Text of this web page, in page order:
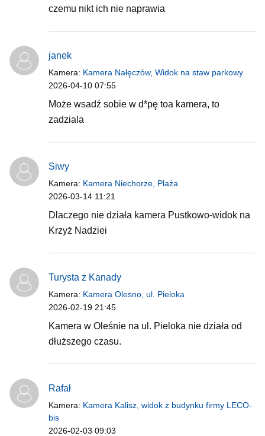
czemu nikt ich nie naprawia
janek
Kamera: Kamera Nałęczów, Widok na staw parkowy
2026-04-10 07:55
Może wsadź sobie w d*pę toa kamera, to
zadziala
Siwy
Kamera: Kamera Niechorze, Plaża
2026-03-14 11:21
Dlaczego nie działa kamera Pustkowo-widok na
Krzyż Nadziei
Turysta z Kanady
Kamera: Kamera Olesno, ul. Pieloka
2026-02-19 21:45
Kamera w Oleśnie na ul. Pieloka nie działa od
dłuższego czasu.
Rafał
Kamera: Kamera Kalisz, widok z budynku firmy LECO-
bis
2026-02-03 09:03